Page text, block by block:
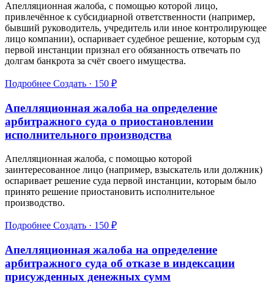
Апелляционная жалоба, с помощью которой лицо,
привлечённое к субсидиарной ответственности (например,
бывший руководитель, учредитель или иное контролирующее
лицо компании), оспаривает судебное решение, которым суд
первой инстанции признал его обязанность отвечать по
долгам банкрота за счёт своего имущества.
Подробнее Создать · 150 ₽
Апелляционная жалоба на определение
арбитражного суда о приостановлении
исполнительного производства
Апелляционная жалоба, с помощью которой
заинтересованное лицо (например, взыскатель или должник)
оспаривает решение суда первой инстанции, которым было
принято решение приостановить исполнительное
производство.
Подробнее Создать · 150 ₽
Апелляционная жалоба на определение
арбитражного суда об отказе в индексации
присужденных денежных сумм